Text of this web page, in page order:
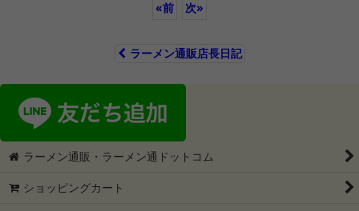
«前 次»
ラーメン通販店長日記
ラーメン通販・ラーメン通ドットコム
ショッピングカート